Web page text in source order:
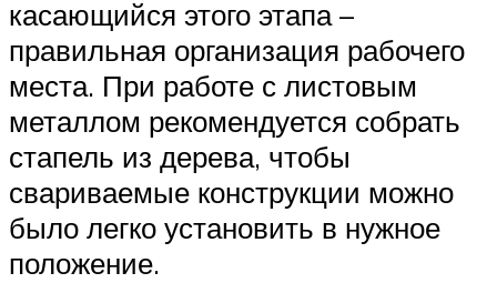
касающийся этого этапа –
правильная организация рабочего
места. При работе с листовым
металлом рекомендуется собрать
стапель из дерева, чтобы
свариваемые конструкции можно
было легко установить в нужное
положение.